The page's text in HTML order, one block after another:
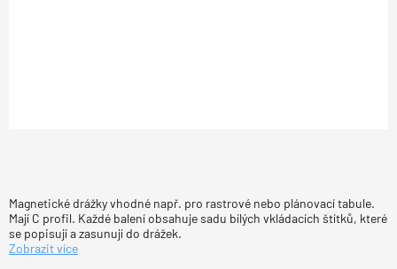
Magnetické drážky vhodné např. pro rastrové nebo plánovací tabule.
Mají C profil. Každé balení obsahuje sadu bílých vkládacích štítků, které
se popisují a zasunují do drážek.
Zobrazit více